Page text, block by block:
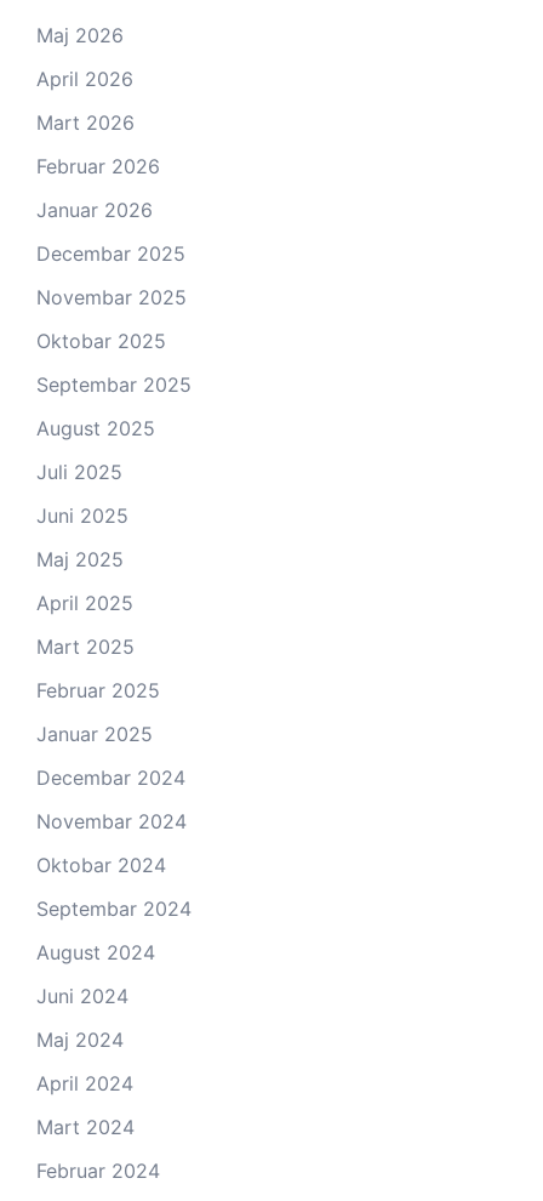
Maj 2026
April 2026
Mart 2026
Februar 2026
Januar 2026
Decembar 2025
Novembar 2025
Oktobar 2025
Septembar 2025
August 2025
Juli 2025
Juni 2025
Maj 2025
April 2025
Mart 2025
Februar 2025
Januar 2025
Decembar 2024
Novembar 2024
Oktobar 2024
Septembar 2024
August 2024
Juni 2024
Maj 2024
April 2024
Mart 2024
Februar 2024